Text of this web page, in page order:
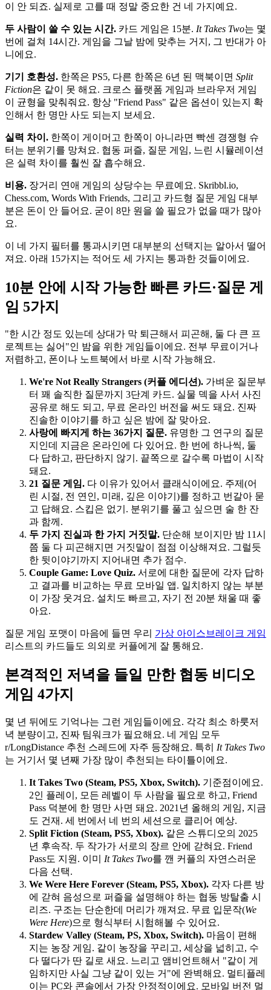
이 안 되죠. 실제로 고를 때 정말 중요한 건 네 가지예요.
두 사람이 쓸 수 있는 시간. 카드 게임은 15분. It Takes Two는 몇
번에 걸쳐 14시간. 게임을 그날 밤에 맞추는 거지, 그 반대가 아
니에요.
기기 호환성. 한쪽은 PS5, 다른 한쪽은 6년 된 맥북이면 Split
Fiction은 같이 못 해요. 크로스 플랫폼 게임과 브라우저 게임
이 균형을 맞춰줘요. 항상 "Friend Pass" 같은 옵션이 있는지 확
인해서 한 명만 사도 되는지 보세요.
실력 차이. 한쪽이 게이머고 한쪽이 아니라면 빡센 경쟁형 슈
터는 분위기를 망쳐요. 협동 퍼즐, 질문 게임, 느린 시뮬레이션
은 실력 차이를 훨씬 잘 흡수해요.
비용. 장거리 연애 게임의 상당수는 무료예요. Skribbl.io,
Chess.com, Words With Friends, 그리고 카드형 질문 게임 대부
분은 돈이 안 들어요. 굳이 8만 원을 쓸 필요가 없을 때가 많아
요.
이 네 가지 필터를 통과시키면 대부분의 선택지는 알아서 떨어
져요. 아래 15가지는 적어도 세 가지는 통과한 것들이에요.
10분 안에 시작 가능한 빠른 카드·질문 게
임 5가지
"한 시간 정도 있는데 상대가 막 퇴근해서 피곤해, 둘 다 큰 프
로젝트는 싫어"인 밤을 위한 게임들이에요. 전부 무료이거나
저렴하고, 폰이나 노트북에서 바로 시작 가능해요.
We're Not Really Strangers (커플 에디션). 가벼운 질문부
터 꽤 솔직한 질문까지 3단계 카드. 실물 덱을 사서 사진
공유로 해도 되고, 무료 온라인 버전을 써도 돼요. 진짜
진솔한 이야기를 하고 싶은 밤에 잘 맞아요.
사랑에 빠지게 하는 36가지 질문. 유명한 그 연구의 질문
지인데 지금은 온라인에 다 있어요. 한 번에 하나씩, 둘
다 답하고, 판단하지 않기. 끝쪽으로 갈수록 마법이 시작
돼요.
21 질문 게임. 다 이유가 있어서 클래식이에요. 주제(어
린 시절, 전 연인, 미래, 깊은 이야기)를 정하고 번갈아 묻
고 답해요. 스킵은 없기. 분위기를 풀고 싶으면 술 한 잔
과 함께.
두 가지 진실과 한 가지 거짓말. 단순해 보이지만 밤 11시
쯤 둘 다 피곤해지면 거짓말이 점점 이상해져요. 그럴듯
한 뒷이야기까지 지어내면 추가 점수.
Couple Game: Love Quiz. 서로에 대한 질문에 각자 답하
고 결과를 비교하는 무료 모바일 앱. 일치하지 않는 부분
이 가장 웃겨요. 설치도 빠르고, 자기 전 20분 채울 때 좋
아요.
질문 게임 포맷이 마음에 들면 우리 가상 아이스브레이크 게임
리스트의 카드들도 의외로 커플에게 잘 통해요.
본격적인 저녁을 들일 만한 협동 비디오
게임 4가지
몇 년 뒤에도 기억나는 그런 게임들이에요. 각각 최소 하룻저
녁 분량이고, 진짜 팀워크가 필요해요. 네 게임 모두
r/LongDistance 추천 스레드에 자주 등장해요. 특히 It Takes Two
는 거기서 몇 년째 가장 많이 추천되는 타이틀이에요.
It Takes Two (Steam, PS5, Xbox, Switch). 기준점이에요.
2인 플레이, 모든 레벨이 두 사람을 필요로 하고, Friend
Pass 덕분에 한 명만 사면 돼요. 2021년 올해의 게임, 지금
도 건재. 세 번에서 네 번의 세션으로 클리어 예상.
Split Fiction (Steam, PS5, Xbox). 같은 스튜디오의 2025
년 후속작. 두 작가가 서로의 장르 안에 갇혀요. Friend
Pass도 지원. 이미 It Takes Two를 깬 커플의 자연스러운
다음 선택.
We Were Here Forever (Steam, PS5, Xbox). 각자 다른 방
에 갇혀 음성으로 퍼즐을 설명해야 하는 협동 방탈출 시
리즈. 구조는 단순한데 머리가 깨져요. 무료 입문작(We
Were Here)으로 형식부터 시험해볼 수 있어요.
Stardew Valley (Steam, PS, Xbox, Switch). 마음이 편해
지는 농장 게임. 같이 농장을 꾸리고, 세상을 넓히고, 수
다 떨다가 딴 길로 새요. 느리고 앰비언트해서 "같이 게
임하지만 사실 그냥 같이 있는 거"에 완벽해요. 멀티플레
이는 PC와 콘솔에서 가장 안정적이에요. 모바일 버전 멀